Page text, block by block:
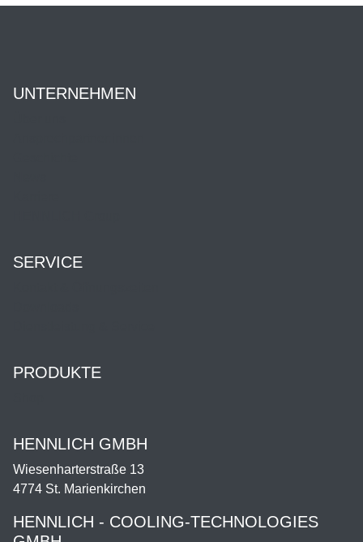
UNTERNEHMEN
SERVICE
PRODUKTE
HENNLICH GMBH
Wiesenharterstraße 13
4774 St. Marienkirchen
HENNLICH - COOLING-TECHNOLOGIES